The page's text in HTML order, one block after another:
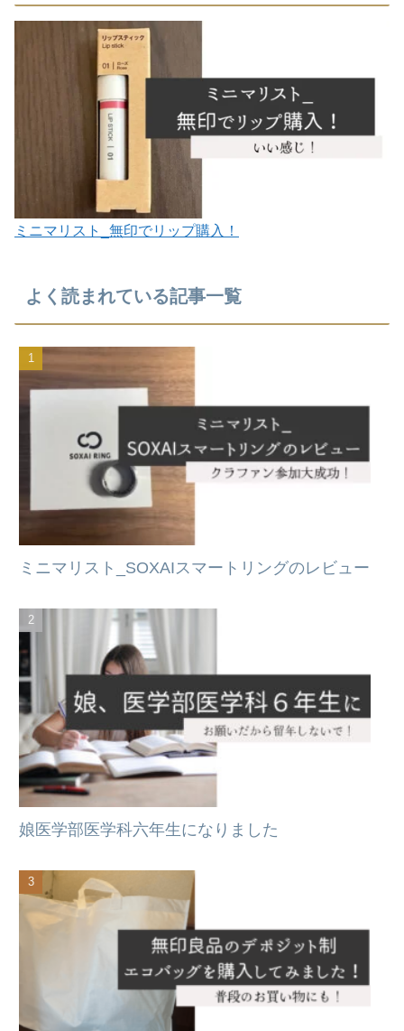
ミニマリスト_無印でリップ購入！
よく読まれている記事一覧
ミニマリスト_SOXAIスマートリングのレビュー
娘医学部医学科六年生になりました